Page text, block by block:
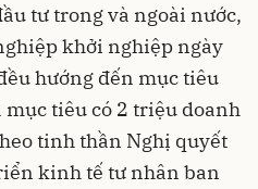
tư trong và ngoài nước,
khởi nghiệp ngày
hướng đến mục tiêu
tiêu có 2 triệu doanh
tinh thần Nghị quyết
kinh tế tư nhân ban